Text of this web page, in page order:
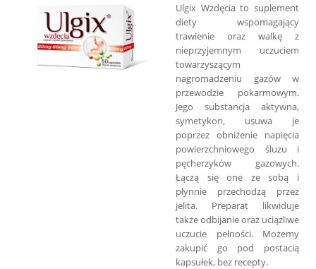
Ulgix Wzdęcia to suplement
diety wspomagający
trawienie oraz walkę z
nieprzyjemnym uczuciem
towarzyszącym
nagromadzeniu gazów w
przewodzie pokarmowym.
Jego substancja aktywna,
symetykon, usuwa je
poprzez obniżenie napięcia
powierzchniowego śluzu i
pęcherzyków gazowych.
Łączą się one ze sobą i
płynnie przechodzą przez
jelita. Preparat likwiduje
także odbijanie oraz uciążliwe
uczucie pełności. Możemy
zakupić go pod postacią
kapsułek, bez recepty.